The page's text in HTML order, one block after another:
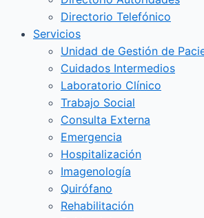
Directorio Telefónico
Servicios
Unidad de Gestión de
Cuidados Intermedios
Laboratorio Clínico
Trabajo Social
Consulta Externa
Emergencia
Hospitalización
Imagenología
Quirófano
Rehabilitación